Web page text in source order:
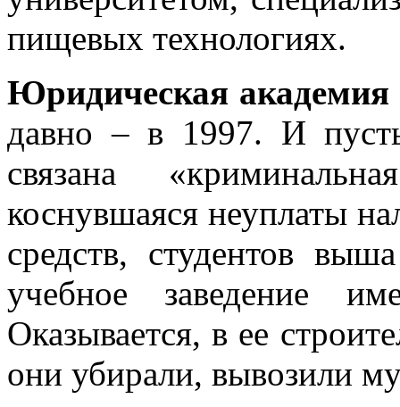
пищевых технологиях.
Юридическая академия
давно – в 1997. И
связана
коснувшаяся неуплаты
средств, студентов
учебное заведение
Оказывается, в ее
они убирали, вывозили